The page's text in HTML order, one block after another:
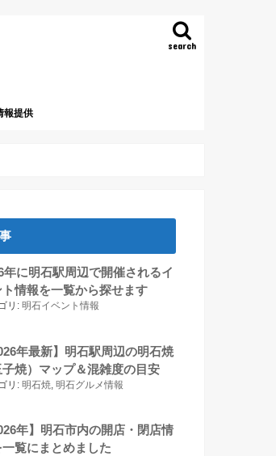
search
報提供
年に明石駅周辺で開催されるイ
ト情報を一覧から探せます
リ: 明石イベント情報
年最新】明石駅周辺の明石焼
子焼）マップ＆混雑度の目安
リ: 明石焼 明石グルメ情報
年】明石市内の開店・閉店情
覧にまとめました